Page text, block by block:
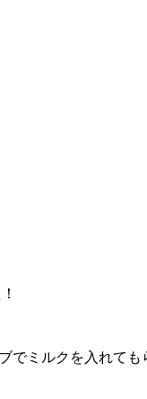
ミルクを入れても